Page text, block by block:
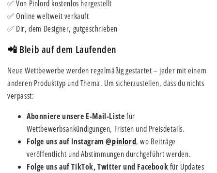
✅ Von Pinlord kostenlos hergestellt
✅ Online weltweit verkauft
✅ Dir, dem Designer, gutgeschrieben
📲 Bleib auf dem Laufenden
Neue Wettbewerbe werden regelmäßig gestartet – jeder mit einem
anderen Produkttyp und Thema. Um sicherzustellen, dass du nichts
verpasst:
Abonniere unsere E-Mail-Listefür
Wettbewerbsankündigungen, Fristen und Preisdetails.
Folge uns auf Instagram@pinlord, wo Beiträge
veröffentlicht und Abstimmungen durchgeführt werden.
Folge uns auf TikTok, Twitter und Facebookfür Updates